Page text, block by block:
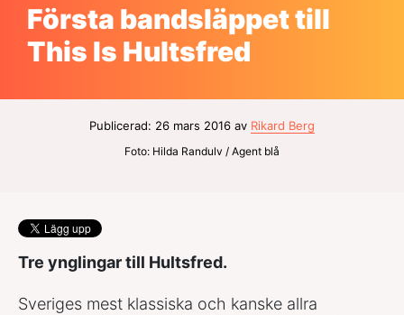
Första bandsläppet till
This Is Hultsfred
Publicerad: 26 mars 2016 av Rikard Berg
Foto: Hilda Randulv / Agent blå
Tre ynglingar till Hultsfred.
Sveriges mest klassiska och kanske allra